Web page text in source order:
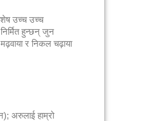
उच्च उच्च
हुन्छन् जुन
र निकल चढ़ाया
अरुलाई हाम्रो